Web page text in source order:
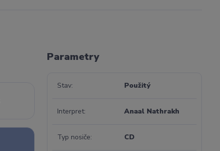
Parametry
Stav Použitý
Interpret Anaal Nathrakh
Typ nosiče CD